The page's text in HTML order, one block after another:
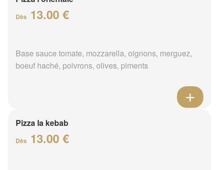
Dès 13.00 €
Base sauce tomate, mozzarella, oignons, merguez,
boeuf haché, poivrons, olives, piments
Pizza la kebab
Dès 13.00 €